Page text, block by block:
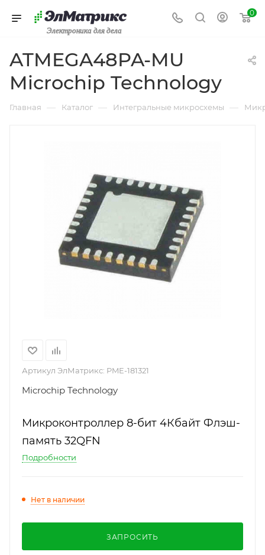
Электроника для дела
0
ATMEGA48PA-MU
Microchip Technology
Главная — Каталог — Интегральные микросхемы —
Артикул ЭлМатрикс: PME-181321
Microchip Technology
Микроконтроллер 8-бит 4Кбайт Флэш-
память 32QFN
Подробности
Нет в наличии
ЗАПРОСИТЬ